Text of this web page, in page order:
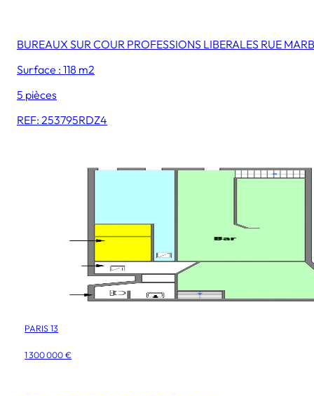
BUREAUX SUR COUR PROFESSIONS LIBERALES RUE
Surface : 118 m2
5 pièces
REF: 253795RDZ4
PARIS 13
1 300 000 €